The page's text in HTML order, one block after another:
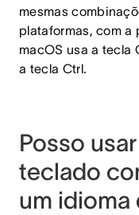
mesmas
plataformas, com
macOS usa a tecla
a tecla Ctrl.
Posso
teclado
um idioma